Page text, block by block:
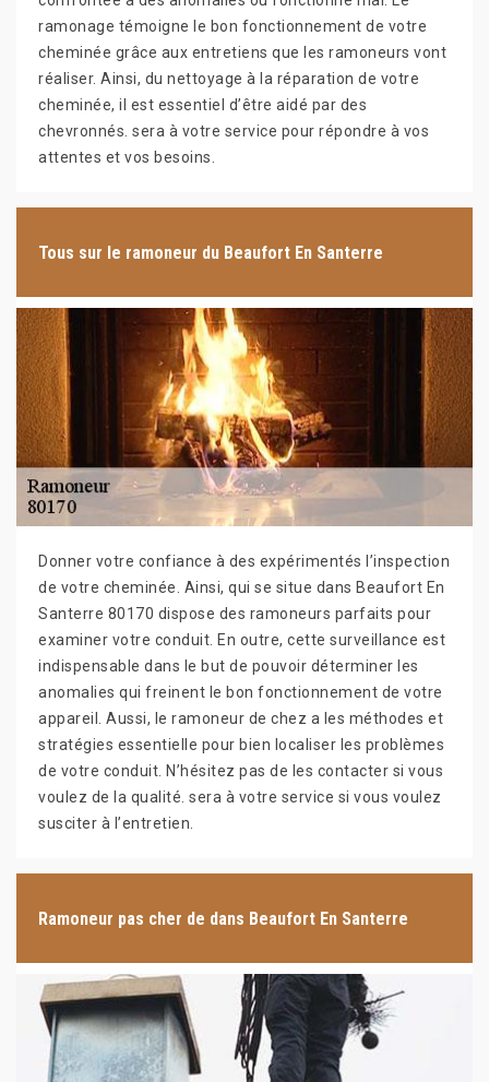
ramonage témoigne le bon fonctionnement de votre
cheminée grâce aux entretiens que les ramoneurs vont
réaliser. Ainsi, du nettoyage à la réparation de votre
cheminée, il est essentiel d’être aidé par des
chevronnés. sera à votre service pour répondre à vos
attentes et vos besoins.
Tous sur le ramoneur du Beaufort En Santerre
Donner votre confiance à des expérimentés l’inspection
de votre cheminée. Ainsi, qui se situe dans Beaufort En
Santerre 80170 dispose des ramoneurs parfaits pour
examiner votre conduit. En outre, cette surveillance est
indispensable dans le but de pouvoir déterminer les
anomalies qui freinent le bon fonctionnement de votre
appareil. Aussi, le ramoneur de chez a les méthodes et
stratégies essentielle pour bien localiser les problèmes
de votre conduit. N’hésitez pas de les contacter si vous
voulez de la qualité. sera à votre service si vous voulez
susciter à l’entretien.
Ramoneur pas cher de dans Beaufort En Santerre